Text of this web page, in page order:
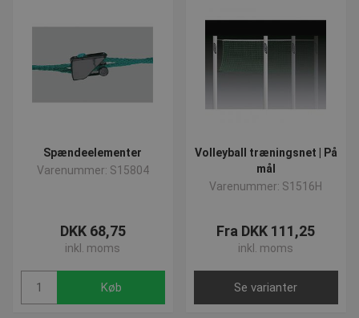
Spændeelementer
Varenummer: S15804
DKK 68,75
inkl. moms
Køb
Volleyball træningsnet | På
mål
Varenummer: S1516H
Fra DKK 111,25
inkl. moms
Se varianter